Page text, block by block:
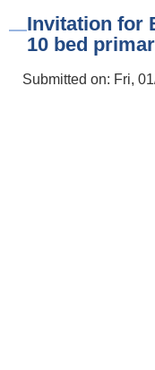
Invitation for
10 bed
Submitted on: Fri,